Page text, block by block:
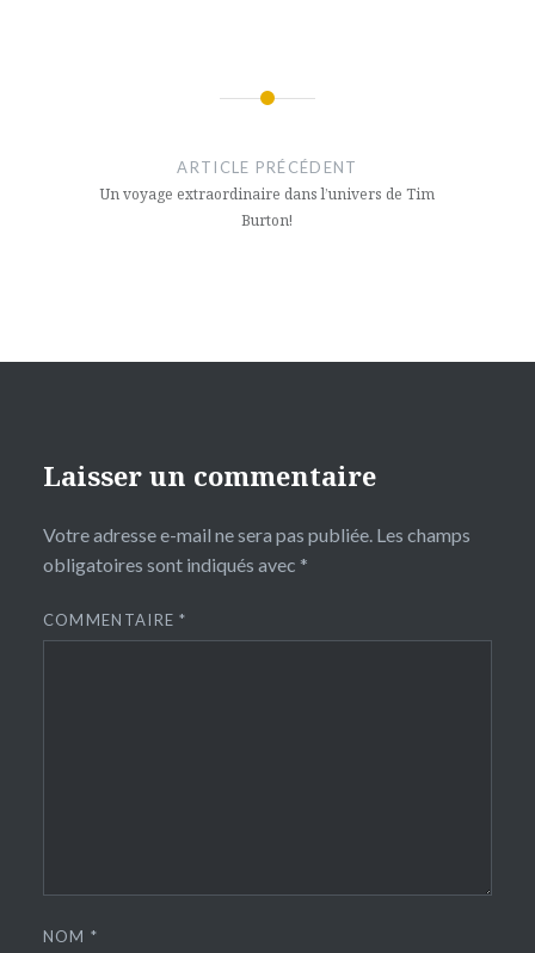
l’article
ARTICLE PRÉCÉDENT
Un voyage extraordinaire dans l’univers de Tim
Burton!
Laisser un commentaire
Votre adresse e-mail ne sera pas publiée. Les champs
obligatoires sont indiqués avec *
COMMENTAIRE*
NOM*